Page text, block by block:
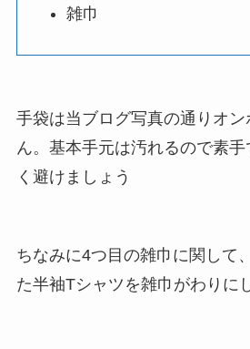
雑巾
手袋は当ブログ写真の通りオ
ん。基本手元は汚れるので素
く避けましょう
ちなみに4つ目の雑巾に関して
た半袖Tシャツを雑巾がわりに